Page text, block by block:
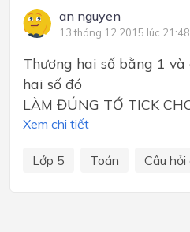
an nguyen
13 tháng 12 2015 lúc 21:48
Thương hai số bằng 1
hai số đó
LÀM ĐÚNG TỚ TICK
Xem chi tiết
Lớp 5 Toán Câu hỏi